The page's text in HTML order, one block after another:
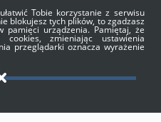
Tobie korzystanie z serwisu
blokujesz tych plików, to zgadzasz
urządzenia. Pamiętaj, że
cookies, zmieniając ustawienia
przeglądarki oznacza wyrażenie